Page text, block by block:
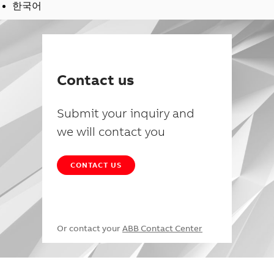
한국어
Contact us
Submit your inquiry and
we will contact you
CONTACT US
Or contact your ABB Contact Center